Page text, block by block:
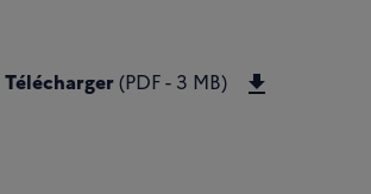
Télécharger (PDF - 3 MB)